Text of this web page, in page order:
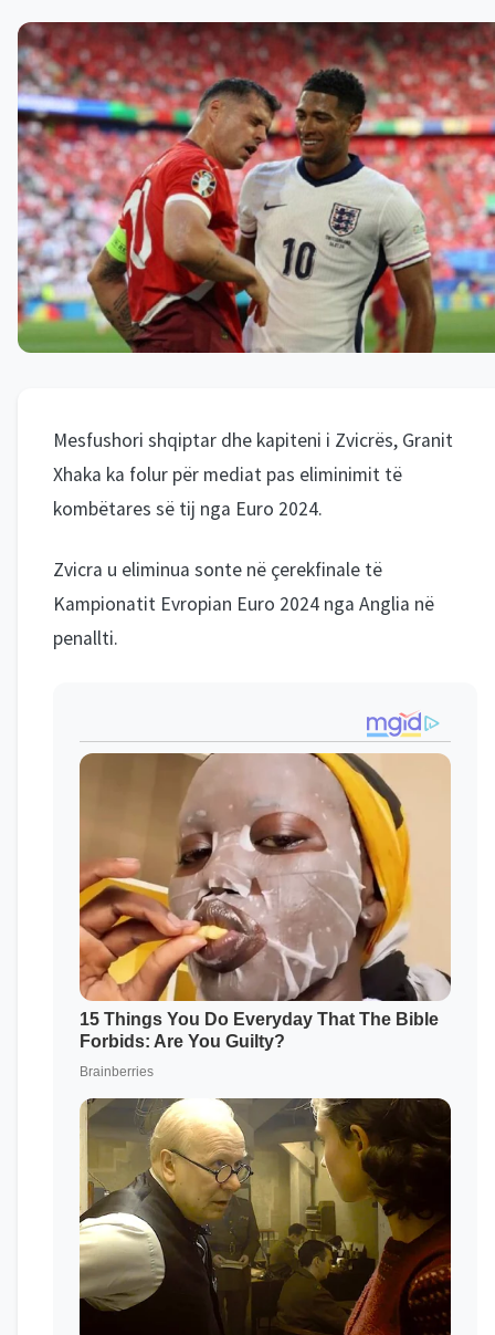
Mesfushori shqiptar dhe kapiteni i Zvicrës, Granit
Xhaka ka folur për mediat pas eliminimit të
kombëtares së tij nga Euro 2024.
Zvicra u eliminua sonte në çerekfinale të
Kampionatit Evropian Euro 2024 nga Anglia në
penallti.